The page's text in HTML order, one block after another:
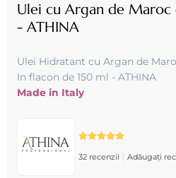
Ulei cu Argan de Maroc
- ATHINA
Ulei Hidratant cu Argan de
In flacon de 150 ml - ATHINA
Made in Italy
32 recenzii Adăugați